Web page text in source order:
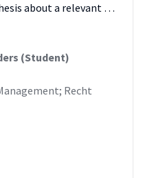
about a relevant …
(Student)
Recht